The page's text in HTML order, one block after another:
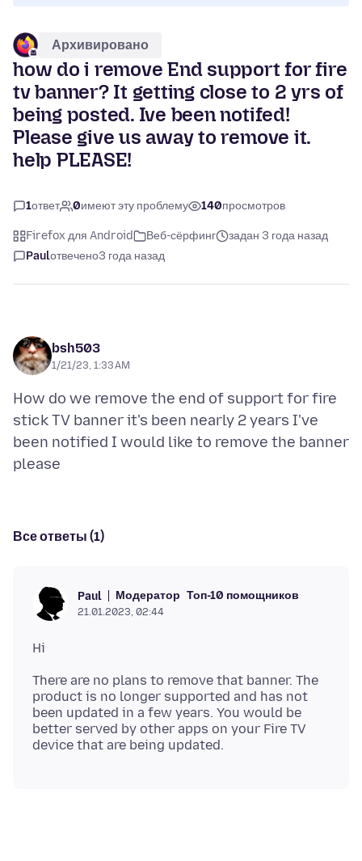
Архивировано
how do i remove End support for fire
tv banner? It getting close to 2 yrs of
being posted. Ive been notifed!
Please give us away to remove it.
help PLEASE!
1ответ 0имеют эту проблему 140просмотров
Firefox для Android Веб-сёрфинг
задан 3 года назад
Paulотвечено3 года назад
bsh503
1/21/23, 1:33 AM
How do we remove the end of support for fire
stick TV banner it's been nearly 2 years I've
been notified I would like to remove the banner
Все ответы (1)
Paul Модератор Топ-10 помощников
21.01.2023, 02:44
There are no plans to remove that banner. The
product is no longer supported and has not
been updated in a few years. You would be
better served by other apps on your Fire TV